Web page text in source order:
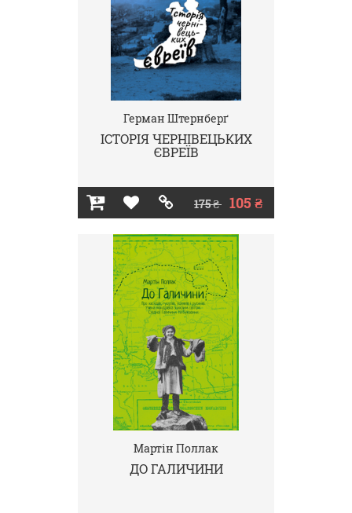
Герман Штернберґ
ІСТОРІЯ ЧЕРНІВЕЦЬКИХ
ЄВРЕЇВ
175 ₴ 105 ₴
Мартін Поллак
ДО ГАЛИЧИНИ